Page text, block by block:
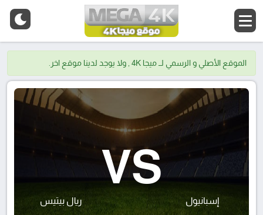
الموقع الأصلي و الرسمي لــ ميجا 4K , ولا يوجد لدينا موقع اخر.
إسبانيول
VS
ريال بيتيس